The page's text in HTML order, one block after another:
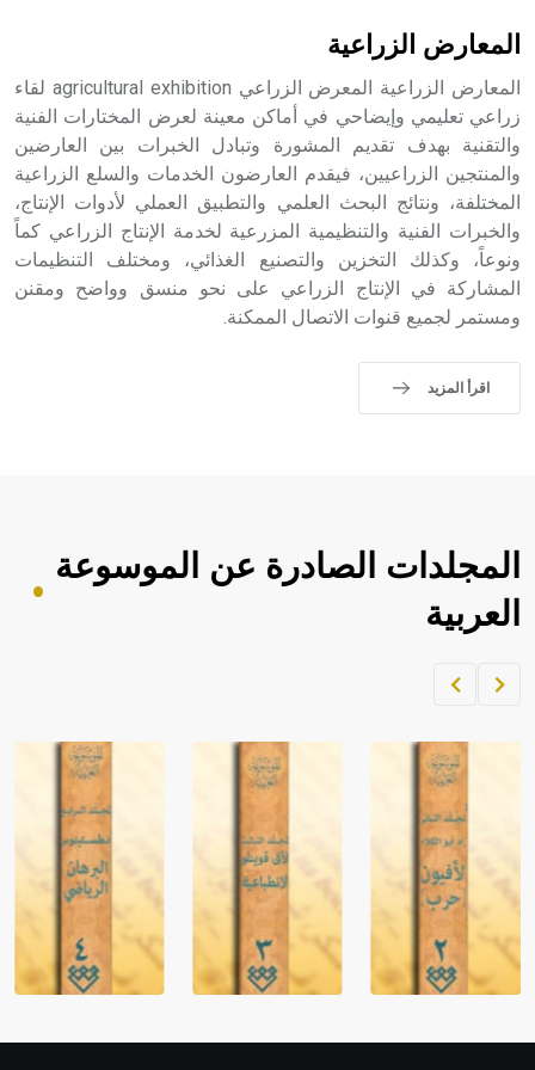
المعارض الزراعية
المعارض الزراعية المعرض الزراعي agricultural exhibition لقاء
زراعي تعليمي وإيضاحي في أماكن معينة لعرض المختارات الفنية
والتقنية بهدف تقديم المشورة وتبادل الخبرات بين العارضين
والمنتجين الزراعيين، فيقدم العارضون الخدمات والسلع الزراعية
المختلفة، ونتائج البحث العلمي والتطبيق العملي لأدوات الإنتاج،
والخبرات الفنية والتنظيمية المزرعية لخدمة الإنتاج الزراعي كماً
ونوعاً، وكذلك التخزين والتصنيع الغذائي، ومختلف التنظيمات
المشاركة في الإنتاج الزراعي على نحو منسق وواضح ومقنن
ومستمر لجميع قنوات الاتصال الممكنة.
اقرأ المزيد
المجلدات الصادرة عن الموسوعة
العربية